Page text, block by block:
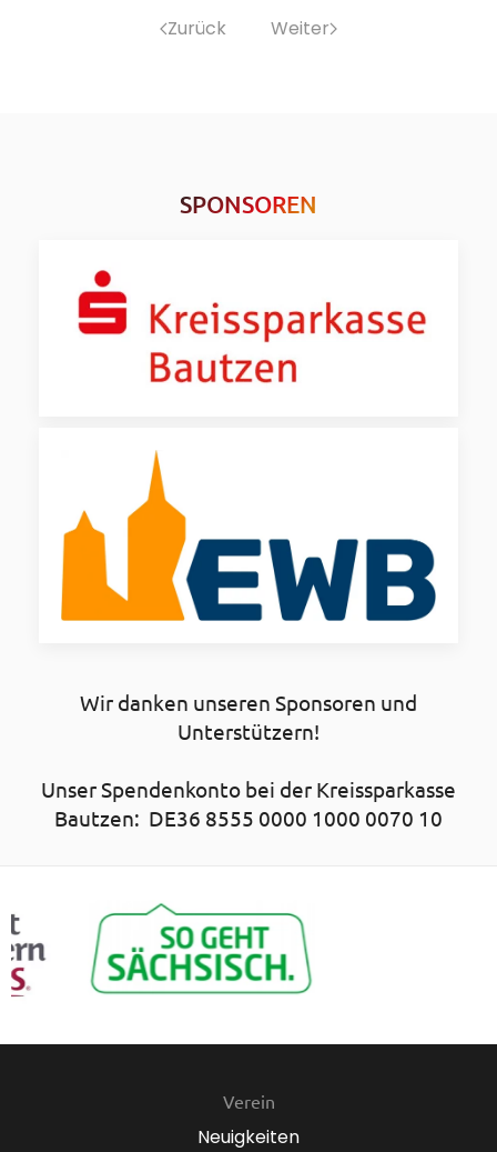
Zurück Weiter
SPONSOREN
Wir danken unseren Sponsoren und
Unterstützern!
Unser Spendenkonto bei der Kreissparkasse
Bautzen: DE36 8555 0000 1000 0070 10
Verein
Neuigkeiten